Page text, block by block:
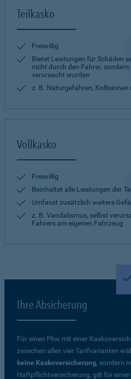
Teilkasko
Freiwillig
Bietet Leistungen für Schäden
nicht durch den Fahrer,
verursacht wurden
z. B. Naturgefahren, Kollisionen
Vollkasko
Freiwillig
Beinhaltet alle Leistungen der
Umfasst zusätzlich weitere
z. B. Vandalismus, selbst
Fahrers am eigenen Fahrzeug
Ihre Absicherung
Für einen Pkw mit einer
zwischen allen vier Tarifvarianten
keine Kaskoversicherung, sondern
Haftpflichtversicherung, gilt für einen